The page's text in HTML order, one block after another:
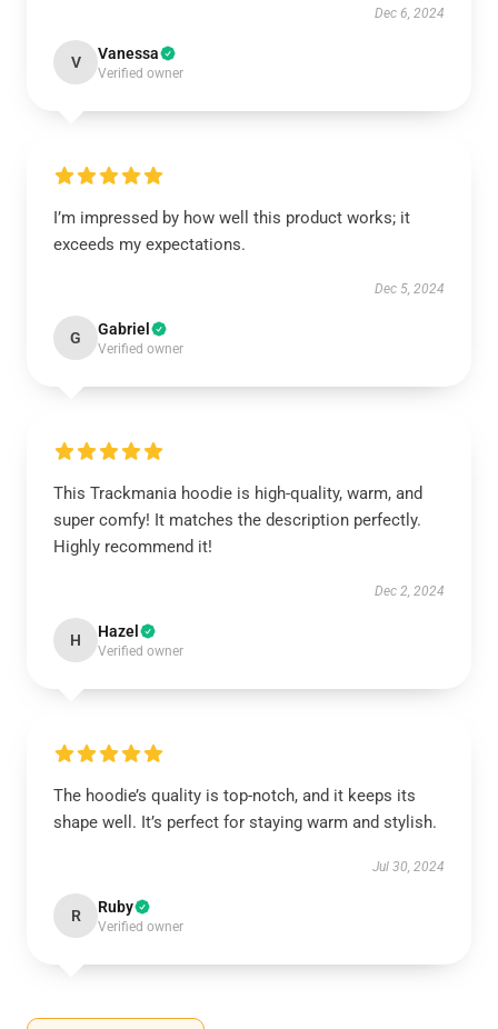
Dec 6, 2024
V Vanessa
Verified owner
I’m impressed by how well this product works; it
exceeds my expectations.
Dec 5, 2024
G Gabriel
Verified owner
This Trackmania hoodie is high-quality, warm, and
super comfy! It matches the description perfectly.
Highly recommend it!
Dec 2, 2024
H Hazel
Verified owner
The hoodie’s quality is top-notch, and it keeps its
shape well. It’s perfect for staying warm and stylish.
Jul 30, 2024
R Ruby
Verified owner